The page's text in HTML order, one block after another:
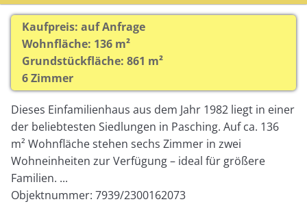
Kaufpreis: auf Anfrage
Wohnfläche: 136 m²
Grundstückfläche: 861 m²
6 Zimmer
Dieses Einfamilienhaus aus dem Jahr 1982 liegt in einer
der beliebtesten Siedlungen in Pasching. Auf ca. 136
m² Wohnfläche stehen sechs Zimmer in zwei
Wohneinheiten zur Verfügung – ideal für größere
Familien. ...
Objektnummer: 7939/2300162073